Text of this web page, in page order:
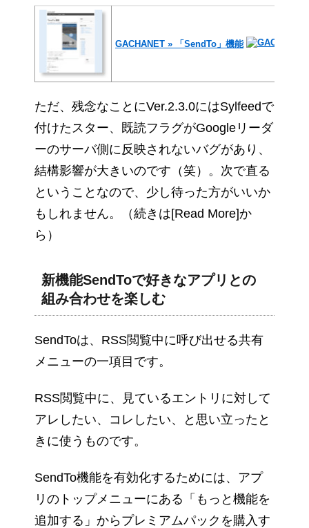
GACHANET » 「SendTo」機能
ただ、残念なことにVer.2.3.0にはSylfeedで
付けたスター、既読フラグがGoogleリーダ
ーのサーバ側に反映されないバグがあり、
結構影響が大きいのです（笑）。次で直る
ということなので、少し待った方がいいか
もしれません。（続きは[Read More]か
ら）
新機能SendToで好きなアプリとの
組み合わせを楽しむ
SendToは、RSS閲覧中に呼び出せる共有
メニューの一項目です。
RSS閲覧中に、見ているエントリに対して
アレしたい、コレしたい、と思い立ったと
きに使うものです。
SendTo機能を有効化するためには、アプ
リのトップメニューにある「もっと機能を
追加する」からプレミアムパックを購入す